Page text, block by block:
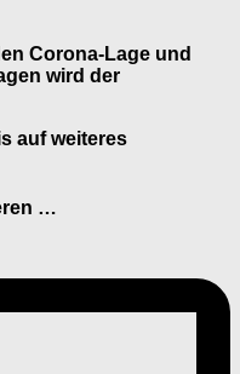
Corona-Lage und
wird der
auf weiteres
…